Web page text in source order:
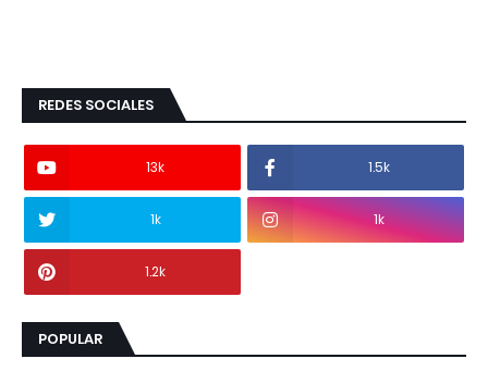
REDES SOCIALES
13k 1.5k
1k 1k
1.2k
POPULAR